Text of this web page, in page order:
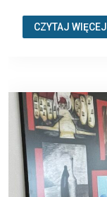
CZYTAJ WIĘCEJ